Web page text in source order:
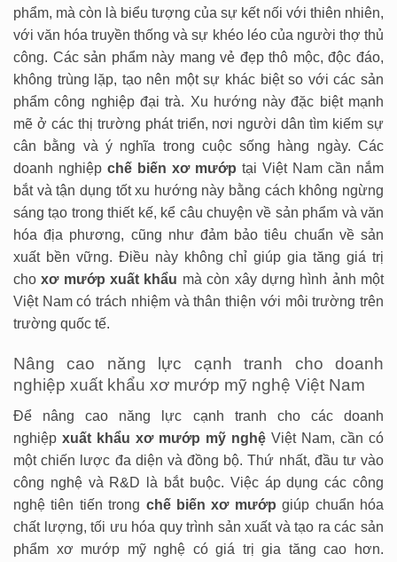
phẩm, mà còn là biểu tượng của sự kết nối với thiên nhiên,
với văn hóa truyền thống và sự khéo léo của người thợ thủ
công. Các sản phẩm này mang vẻ đẹp thô mộc, độc đáo,
không trùng lặp, tạo nên một sự khác biệt so với các sản
phẩm công nghiệp đại trà. Xu hướng này đặc biệt mạnh
mẽ ở các thị trường phát triển, nơi người dân tìm kiếm sự
cân bằng và ý nghĩa trong cuộc sống hàng ngày. Các
doanh nghiệp chế biến xơ mướp tại Việt Nam cần nắm
bắt và tận dụng tốt xu hướng này bằng cách không ngừng
sáng tạo trong thiết kế, kể câu chuyện về sản phẩm và văn
hóa địa phương, cũng như đảm bảo tiêu chuẩn về sản
xuất bền vững. Điều này không chỉ giúp gia tăng giá trị
choxơ mướp xuất khẩu mà còn xây dựng hình ảnh một
Việt Nam có trách nhiệm và thân thiện với môi trường trên
trường quốc tế.
Nâng cao năng lực cạnh tranh cho doanh
nghiệp xuất khẩu xơ mướp mỹ nghệ Việt Nam
Để nâng cao năng lực cạnh tranh cho các doanh
nghiệp xuất khẩu xơ mướp mỹ nghệ Việt Nam, cần có
một chiến lược đa diện và đồng bộ. Thứ nhất, đầu tư vào
công nghệ và R&D là bắt buộc. Việc áp dụng các công
nghệ tiên tiến trong chế biến xơ mướp giúp chuẩn hóa
chất lượng, tối ưu hóa quy trình sản xuất và tạo ra các sản
phẩm xơ mướp mỹ nghệ có giá trị gia tăng cao hơn.